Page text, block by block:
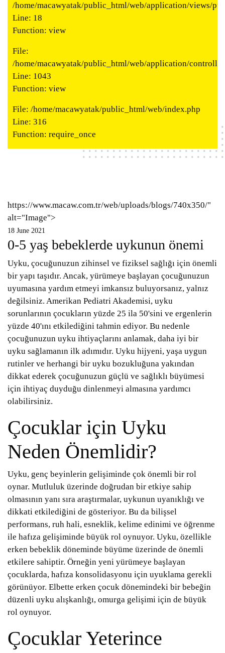
/home/macawyatak/public_html/web/application/views/
Line: 18
Function: view
File:
/home/macawyatak/public_html/web/application/
Line: 1043
Function: view
File: /home/macawyatak/public_html/web/index.php
Line: 316
Function: require_once
https://www.macaw.com.tr/web/uploads/blogs/740x350/"
alt="Image">
18 June 2021
0-5 yaş bebeklerde uykunun önemi
Uyku, çocuğunuzun zihinsel ve fiziksel sağlığı için önemli
bir yapı taşıdır. Ancak, yürümeye başlayan çocuğunuzun
uyumasına yardım etmeyi imkansız buluyorsanız, yalnız
değilsiniz. Amerikan Pediatri Akademisi, uyku
sorunlarının çocukların yüzde 25 ila 50'sini ve ergenlerin
yüzde 40'ını etkilediğini tahmin ediyor. Bu nedenle
çocuğunuzun uyku ihtiyaçlarını anlamak, daha iyi bir
uyku sağlamanın ilk adımıdır. Uyku hijyeni, yaşa uygun
rutinler ve herhangi bir uyku bozukluğuna yakından
dikkat ederek çocuğunuzun güçlü ve sağlıklı büyümesi
için ihtiyaç duyduğu dinlenmeyi almasına yardımcı
olabilirsiniz.
Çocuklar için Uyku
Neden Önemlidir?
Uyku, genç beyinlerin gelişiminde çok önemli bir rol
oynar. Mutluluk üzerinde doğrudan bir etkiye sahip
olmasının yanı sıra araştırmalar, uykunun uyanıklığı ve
dikkati etkilediğini de gösteriyor. Bu da bilişsel
performans, ruh hali, esneklik, kelime edinimi ve öğrenme
ile hafıza gelişiminde büyük rol oynuyor. Uyku, özellikle
erken bebeklik döneminde büyüme üzerinde de önemli
etkilere sahiptir. Örneğin yeni yürümeye başlayan
çocuklarda, hafıza konsolidasyonu için uyuklama gerekli
görünüyor. Elbette erken çocuk dönemindeki bir bebeğin
düzenli uyku alışkanlığı, omurga gelişimi için de büyük
rol oynuyor.
Çocuklar Yeterince